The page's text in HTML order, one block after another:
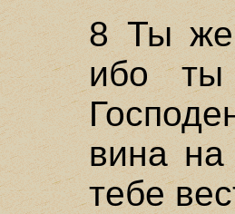
8 Ты же
ибо ты
вина
тебе